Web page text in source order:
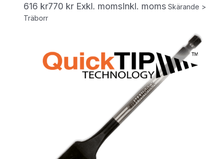
616 kr770 kr Exkl. momsInkl. moms Skärande >
Träborr